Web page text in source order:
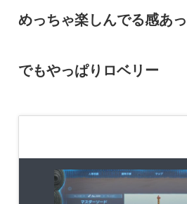
めっちゃ楽しんでる感あ
でもやっぱりロベリー